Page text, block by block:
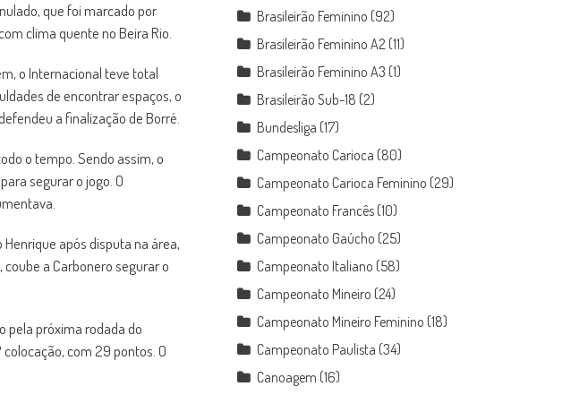
que foi marcado por
clima quente no Beira Rio.
o Internacional teve total
de encontrar espaços, o
a finalização de Borré.
o tempo. Sendo assim, o
segurar o jogo. O
após disputa na área,
a Carbonero segurar o
pela próxima rodada do
com 29 pontos. O
Brasileirão Feminino (92)
Brasileirão Feminino A2 (11)
Brasileirão Feminino A3 (1)
Brasileirão Sub-18 (2)
Bundesliga (17)
Campeonato Carioca (80)
Campeonato Carioca Feminino (29)
Campeonato Francês (10)
Campeonato Gaúcho (25)
Campeonato Italiano (58)
Campeonato Mineiro (24)
Campeonato Mineiro Feminino (18)
Campeonato Paulista (34)
Canoagem (16)